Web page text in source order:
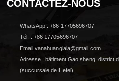
CONTACTEZ-NOUS
WhatsApp : +86 17705696707
Tél. : +86 17705696707
Email:vanahuanglala@gmail.com
Adresse : bâtiment Gao sheng, district
(succursale de Hefei)